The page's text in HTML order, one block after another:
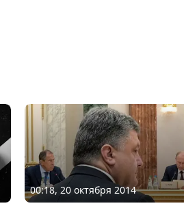
00:18, 20 октября 2014